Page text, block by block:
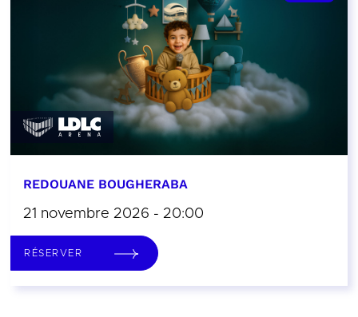
REDOUANE BOUGHERABA
21 novembre 2026 - 20:00
RÉSERVER